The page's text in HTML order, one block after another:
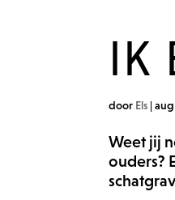
IK
door Els |
Weet jij
ouders?